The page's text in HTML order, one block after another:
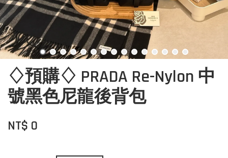
♢預購♢ PRADA Re-Nylon 中
號黑色尼龍後背包
NT$ 0